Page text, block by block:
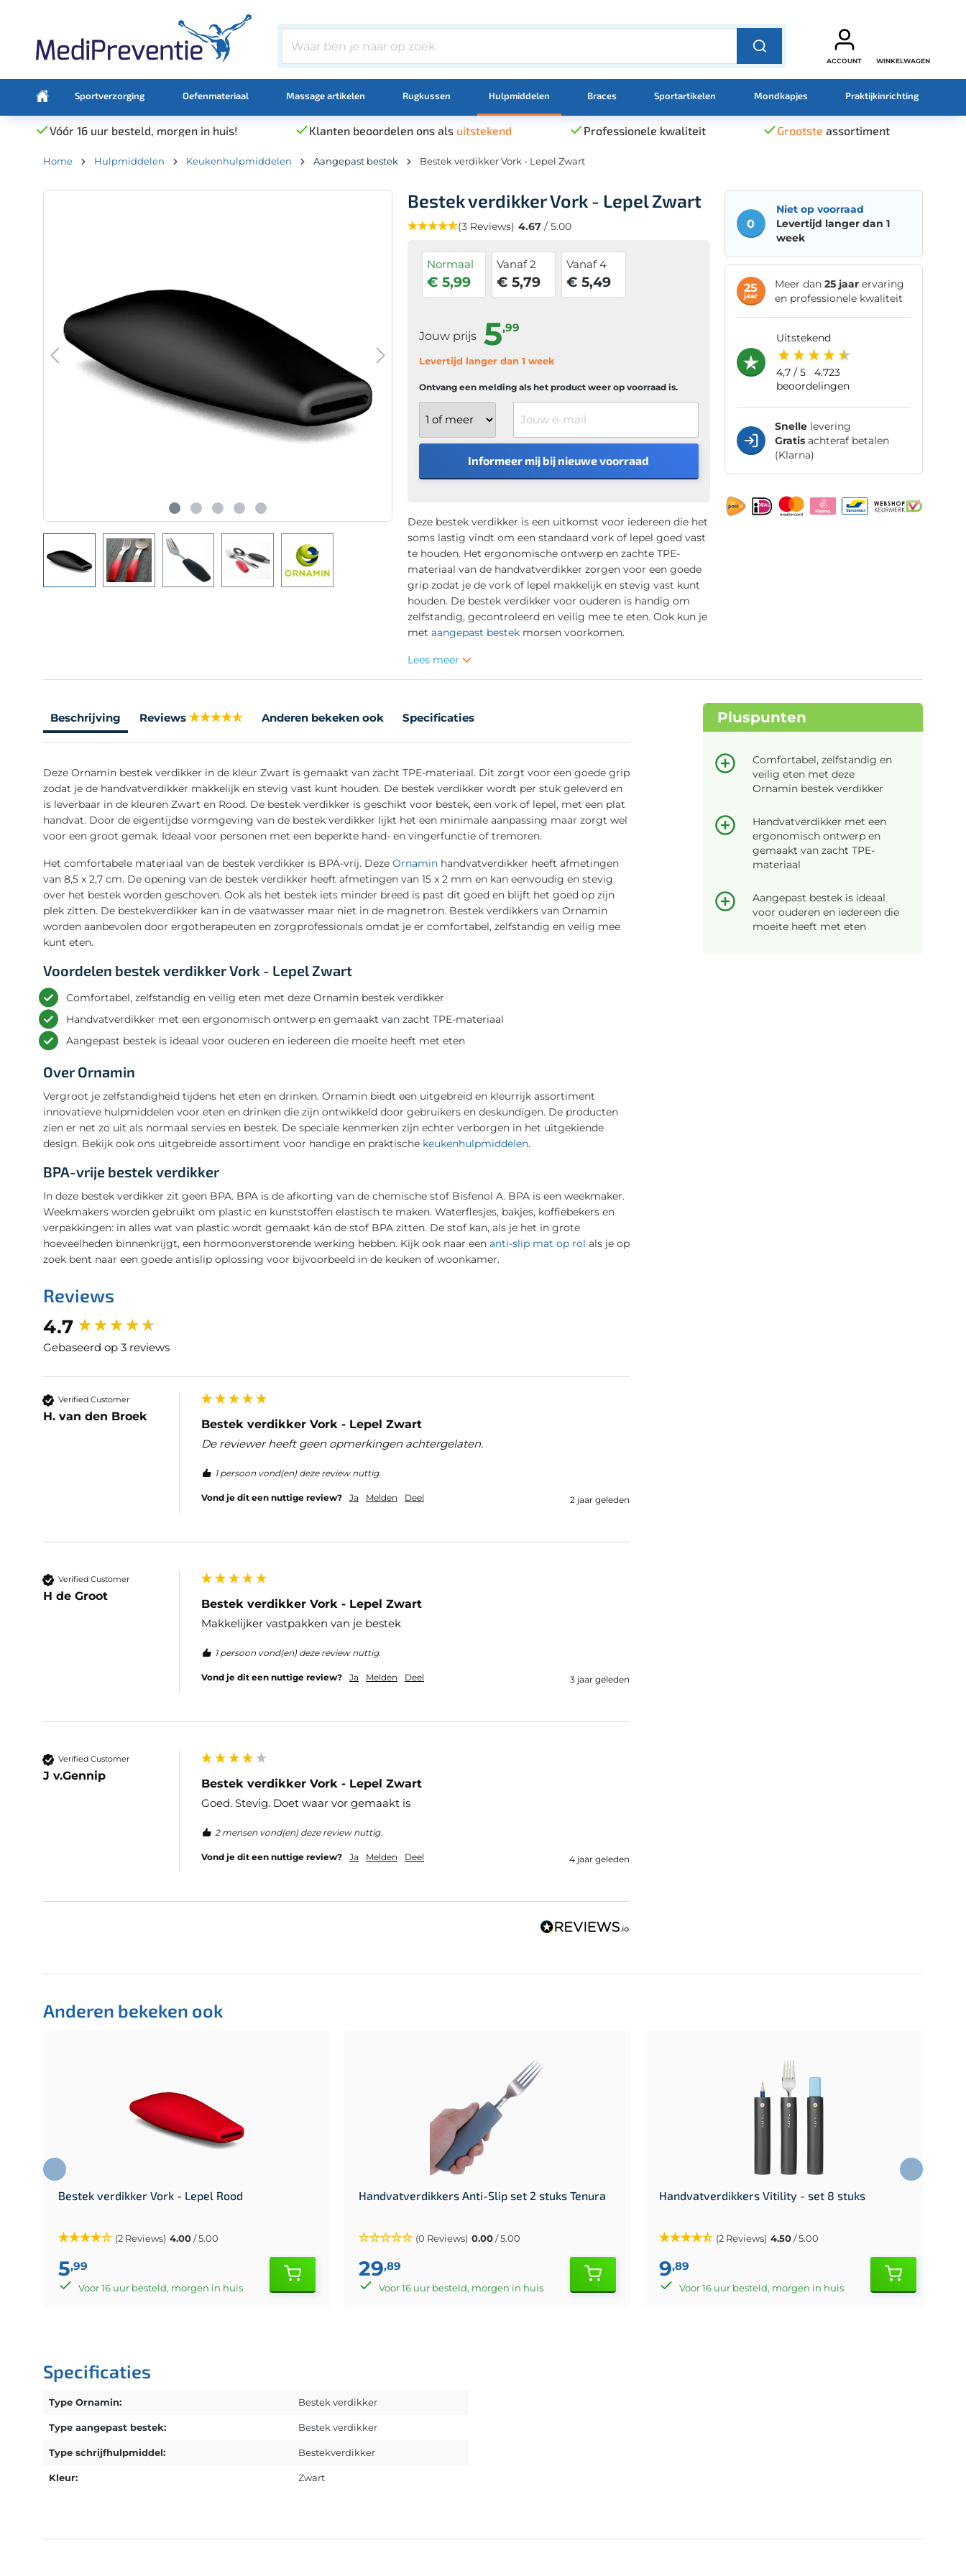
ACCOUNT WINKELWAGEN
Sportverzorging Oefenmateriaal Massage artikelen Rugkussen Hulpmiddelen Braces Sportartikelen Mondkapjes Praktijkinrichting
Vóór 16 uur besteld, morgen in huis! Klanten beoordelen ons als uitstekend Professionele kwaliteit Grootste assortiment
Home Hulpmiddelen Keukenhulpmiddelen Aangepast bestek Bestek verdikker Vork - Lepel Zwart
Bestek verdikker Vork - Lepel Zwart
(3 Reviews) 4.67/ 5.00
Normaal
€ 5,99
Vanaf 2
€ 5,79
Vanaf 4
€ 5,49
Jouw prijs 5,99
Levertijd langer dan 1 week
Ontvang een melding als het product weer op voorraad is.
Informeer mij bij nieuwe voorraad
Deze bestek verdikker is een uitkomst voor iedereen die het
soms lastig vindt om een standaard vork of lepel goed vast
te houden. Het ergonomische ontwerp en zachte TPE-
materiaal van de handvatverdikker zorgen voor een goede
grip zodat je de vork of lepel makkelijk en stevig vast kunt
houden. De bestek verdikker voor ouderen is handig om
zelfstandig, gecontroleerd en veilig mee te eten. Ook kun je
met aangepast bestekmorsen voorkomen.
Lees meer
0
Niet op voorraad
Levertijd langer dan 1
week
25
jaar
Meer dan 25 jaarervaring
en professionele kwaliteit
uitstekend
4,7/ 5
4.723
beoordelingen
Snellelevering
Gratisachteraf betalen
(Klarna)
Beschrijving Reviews Anderen bekeken ook Specificaties
Deze Ornamin bestek verdikker in de kleur Zwart is gemaakt van zacht TPE-materiaal. Dit zorgt voor een goede grip
zodat je de handvatverdikker makkelijk en stevig vast kunt houden. De bestek verdikker wordt per stuk geleverd en
is leverbaar in de kleuren Zwart en Rood. De bestek verdikker is geschikt voor bestek, een vork of lepel, met een plat
handvat. Door de eigentijdse vormgeving van de bestek verdikker lijkt het een minimale aanpassing maar zorgt wel
voor een groot gemak. Ideaal voor personen met een beperkte hand- en vingerfunctie of tremoren.
Het comfortabele materiaal van de bestek verdikker is BPA-vrij. Deze Ornamin handvatverdikker heeft afmetingen
van 8,5 x 2,7 cm. De opening van de bestek verdikker heeft afmetingen van 15 x 2 mm en kan eenvoudig en stevig
over het bestek worden geschoven. Ook als het bestek iets minder breed is past dit goed en blijft het goed op zijn
plek zitten. De bestekverdikker kan in de vaatwasser maar niet in de magnetron. Bestek verdikkers van Ornamin
worden aanbevolen door ergotherapeuten en zorgprofessionals omdat je er comfortabel, zelfstandig en veilig mee
kunt eten.
Voordelen bestek verdikker Vork - Lepel Zwart
Comfortabel, zelfstandig en veilig eten met deze Ornamin bestek verdikker
Handvatverdikker met een ergonomisch ontwerp en gemaakt van zacht TPE-materiaal
Aangepast bestek is ideaal voor ouderen en iedereen die moeite heeft met eten
Over Ornamin
Vergroot je zelfstandigheid tijdens het eten en drinken. Ornamin biedt een uitgebreid en kleurrijk assortiment
innovatieve hulpmiddelen voor eten en drinken die zijn ontwikkeld door gebruikers en deskundigen. De producten
zien er net zo uit als normaal servies en bestek. De speciale kenmerken zijn echter verborgen in het uitgekiende
design. Bekijk ook ons uitgebreide assortiment voor handige en praktische keukenhulpmiddelen.
BPA-vrije bestek verdikker
In deze bestek verdikker zit geen BPA. BPA is de afkorting van de chemische stof Bisfenol A. BPA is een weekmaker.
Weekmakers worden gebruikt om plastic en kunststoffen elastisch te maken. Waterflesjes, bakjes, koffiebekers en
verpakkingen: in alles wat van plastic wordt gemaakt kán de stof BPA zitten. De stof kan, als je het in grote
hoeveelheden binnenkrijgt, een hormoonverstorende werking hebben. Kijk ook naar een anti-slip mat op rol als je op
zoek bent naar een goede antislip oplossing voor bijvoorbeeld in de keuken of woonkamer.
Reviews
4.7
Gebaseerd op 3 reviews
Verified Customer
H. van den Broek
Bestek verdikker Vork - Lepel Zwart
De reviewer heeft geen opmerkingen achtergelaten.
1 persoon vond(en) deze review nuttig.
Vond je dit een nuttige review? Ja Melden Deel 2 jaar geleden
Verified Customer
H de Groot
Bestek verdikker Vork - Lepel Zwart
Makkelijker vastpakken van je bestek
1 persoon vond(en) deze review nuttig.
Vond je dit een nuttige review? Ja Melden Deel 3 jaar geleden
Verified Customer
J v.Gennip
Bestek verdikker Vork - Lepel Zwart
Goed. Stevig. Doet waar vor gemaakt is
2 mensen vond(en) deze review nuttig.
Vond je dit een nuttige review? Ja Melden Deel 4 jaar geleden
New content loaded
Pluspunten
Comfortabel, zelfstandig en
veilig eten met deze
Ornamin bestek verdikker
Handvatverdikker met een
ergonomisch ontwerp en
gemaakt van zacht TPE-
materiaal
Aangepast bestek is ideaal
voor ouderen en iedereen die
moeite heeft met eten
Anderen bekeken ook
Bestek verdikker Vork - Lepel Rood
(2 Reviews) 4.00/ 5.00
5,99
Voor 16 uur besteld, morgen in huis
Handvatverdikkers Anti-Slip set 2 stuks Tenura
(0 Reviews) 0.00/ 5.00
29,89
Voor 16 uur besteld, morgen in huis
Handvatverdikkers Vitility - set 8 stuks
(2 Reviews) 4.50/ 5.00
9,89
Voor 16 uur besteld, morgen in huis
Specificaties
Type Ornamin: Bestek verdikker
Type aangepast bestek: Bestek verdikker
Type schrijfhulpmiddel: Bestekverdikker
Kleur: Zwart